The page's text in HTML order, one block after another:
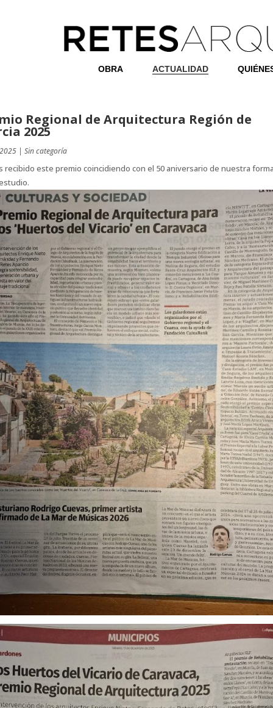
OBRA ACTUALIDAD
Regional de Arquitectura Región de
2025
| Sin categoría
recibido este premio coincidiendo con el 50 aniversario de nuestra